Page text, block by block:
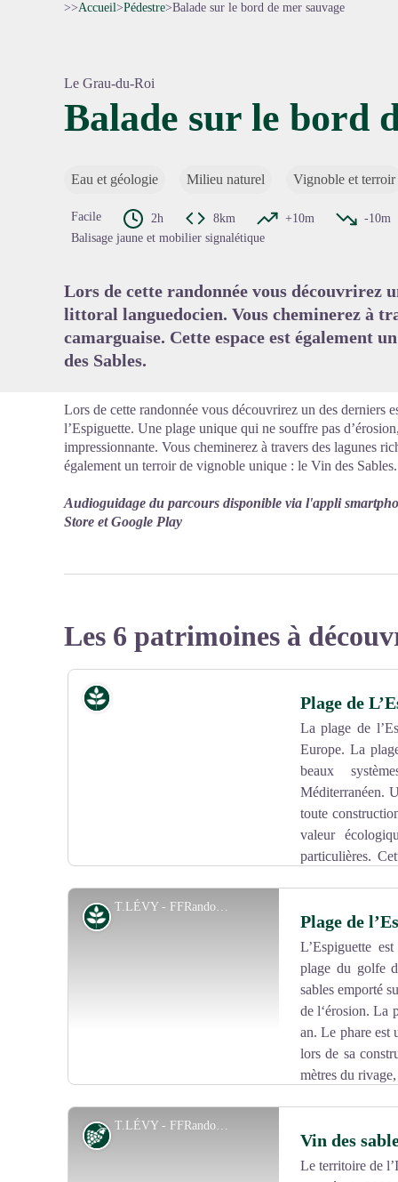
>>Accueil>Pédestre>Balade sur le bord de mer sauvage
Le Grau-du-Roi
Balade sur le bord
Eau et géologie Milieu naturel Vignoble et terroir
Facile 2h 8km +10m -10m
Balisage jaune et mobilier signalétique
Lors de cette randonnée vous découvrirez
littoral languedocien. Vous cheminerez à
camarguaise. Cette espace est également
des Sables.
Lors de cette randonnée vous découvrirez un des derniers
l’Espiguette. Une plage unique qui ne souffre pas
impressionnante. Vous cheminerez à travers des lagunes
également un terroir de vignoble unique : le Vin des Sables.
Audioguidage du parcours disponible via l'appli
Store et Google Play
Les 6 patrimoines à
Voir l'image en plein écran
Plage de
La plage de
Europe. La
beaux
Méditerranéen.
toute
valeur
particulières.
d’Europe depuis plus de 20 ans comme toutes les
T.LÉVY - FFRandonnée Gard
Milieu naturel Plage de
L’Espiguette
plage du golfe
sables emporté
de l‘érosion. La
an. Le phare est
lors de sa
mètres du
T.LÉVY - FFRandonnée Gard
Vignoble et terroir Vin des
Le territoire de